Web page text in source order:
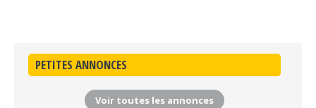
PETITES ANNONCES
Voir toutes les annonces